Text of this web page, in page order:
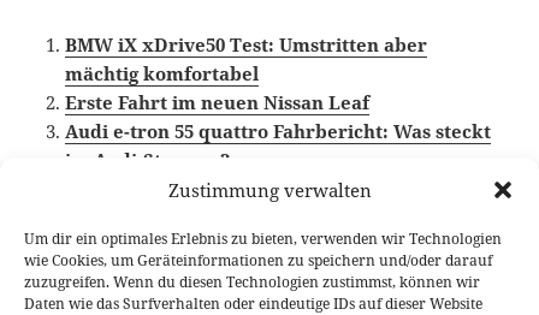
Zustimmung verwalten
Um dir ein optimales Erlebnis zu bieten, verwenden wir Technologien
wie Cookies, um Geräteinformationen zu speichern und/oder darauf
zuzugreifen. Wenn du diesen Technologien zustimmst, können wir
Daten wie das Surfverhalten oder eindeutige IDs auf dieser Website
BMW iX xDrive50 Test: Umstritten aber
mächtig komfortabel
Erste Fahrt im neuen Nissan Leaf
Audi e-tron 55 quattro Fahrbericht: Was steckt
im Audi-Stromer?
Veröffentlicht
am
25. Mai 2022 Autor
Fabian Meßner Kategorien
Fahrberichte Schlagwörter
BMW i
Elektroauto,Video Fahrbericht